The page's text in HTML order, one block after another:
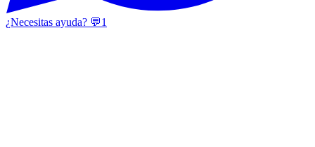
¿Necesitas ayuda? 💬1